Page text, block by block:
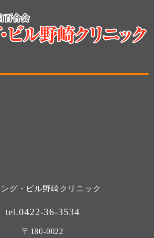
グ・ビル野崎クリニック
tel.0422-36-3534
〒180-0022